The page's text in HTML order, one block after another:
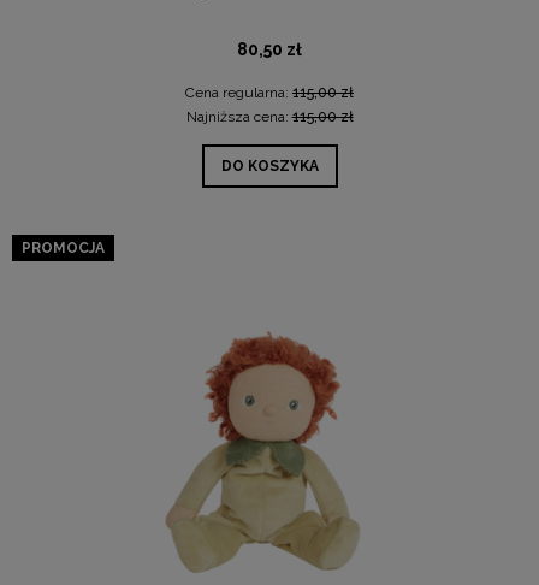
80,50 zł
Cena regularna: 115,00 zł
Najniższa cena:115,00 zł
DO KOSZYKA
PROMOCJA